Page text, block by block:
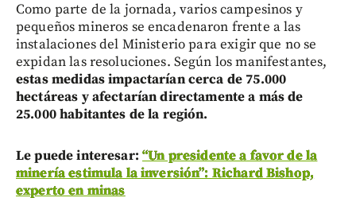
Como parte de la jornada, varios campesinos y
pequeños mineros se encadenaron frente a las
instalaciones del Ministerio para exigir que no se
expidan las resoluciones. Según los manifestantes,
estas medidas impactarían cerca de 75.000
hectáreas y afectarían directamente a más de
25.000 habitantes de la región.
Le puede interesar: “Un presidente a favor de la
minería estimula la inversión”: Richard Bishop,
experto en minas